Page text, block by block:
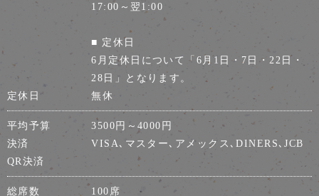
17:00～翌1:00
■ 定休日
6月定休日について「6月1日・7日・22日・
28日」となります。
定休日
無休
平均予算
3500円～4000円
決済
VISA､マスター､アメックス､DINERS､JCB
QR決済
総席数
100席